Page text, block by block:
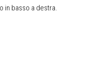
in basso a destra.